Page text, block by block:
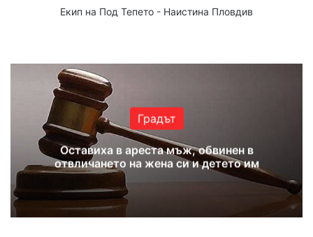
Екип на Под Тепето - Наистина Пловдив
Градът
Оставиха в ареста мъж, обвинен в
отвличането на жена си и детето им